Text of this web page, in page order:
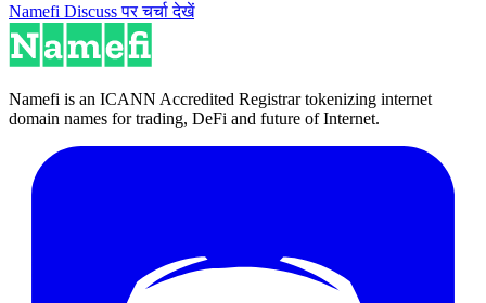
Namefi Discuss पर चर्चा देखें
Namefi is an ICANN Accredited Registrar tokenizing internet
domain names for trading, DeFi and future of Internet.